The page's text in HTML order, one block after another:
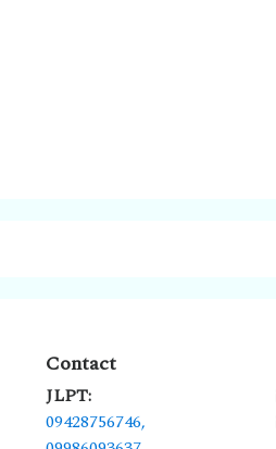
Contact
JLPT:
09428756746,